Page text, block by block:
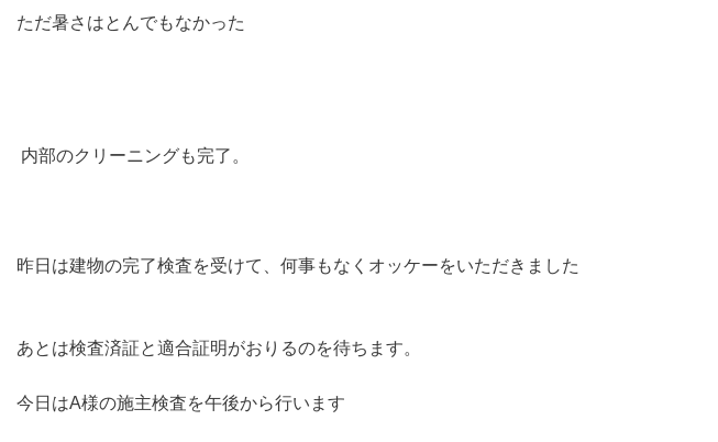
ただ暑さはとんでもなかった
内部のクリーニングも完了。
昨日は建物の完了検査を受けて、何事もなくオッケーをいただきました
あとは検査済証と適合証明がおりるのを待ちます。
今日はA様の施主検査を午後から行います